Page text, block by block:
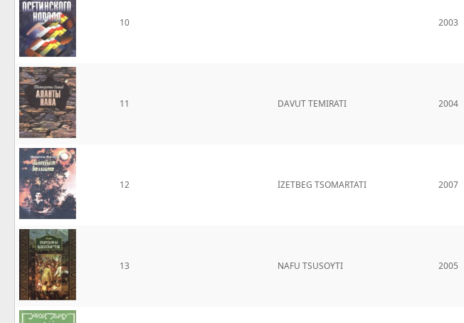
10 2003
11 DAVUT TEMIRATI 2004
12 İZETBEG TSOMARTATI 2007
13 NAFU TSUSOYTI 2005